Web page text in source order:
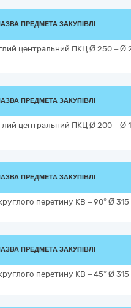
ПРЕДМЕТА ЗАКУПІВЛІ
центральний ПКЦ Ø 250 – Ø
ПРЕДМЕТА ЗАКУПІВЛІ
центральний ПКЦ Ø 200 – Ø
ПРЕДМЕТА ЗАКУПІВЛІ
перетину КВ – 90° Ø 315
ПРЕДМЕТА ЗАКУПІВЛІ
перетину КВ – 45° Ø 315